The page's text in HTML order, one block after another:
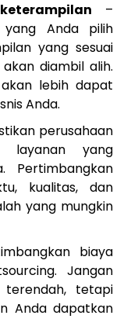
–
yang Anda pilih
yang sesuai
diambil alih.
lebih dapat
Anda.
perusahaan
layanan yang
Pertimbangkan
kualitas, dan
yang mungkin
biaya
Jangan
tetapi
Anda dapatkan